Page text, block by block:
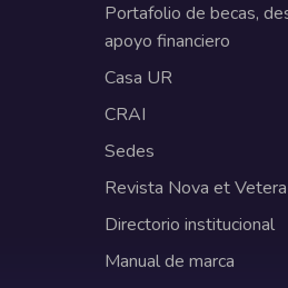
Portafolio de becas,
apoyo financiero
Casa UR
CRAI
Sedes
Revista Nova et Vetera
Directorio institucional
Manual de marca